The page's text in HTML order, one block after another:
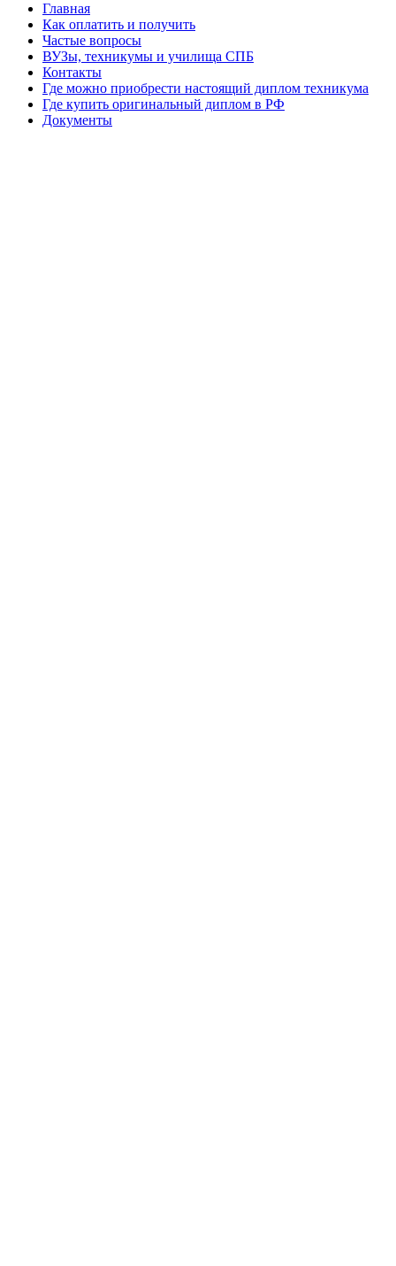
Главная
Как оплатить и получить
Частые вопросы
ВУЗы, техникумы и училища СПБ
Контакты
Где можно приобрести настоящий диплом техникума
Где купить оригинальный диплом в РФ
Документы